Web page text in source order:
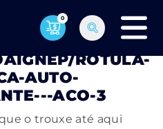
0
ROTULA-
AUTO-
ACO-3
o trouxe até aqui